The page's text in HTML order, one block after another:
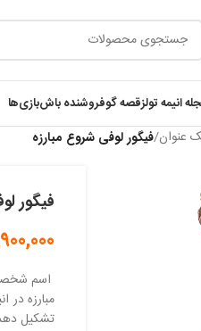
انیمه تولزقصه گوفروشنده باشبازی‌ها
عنوان/فیگور لوفی شروع مبارزه
فیگور
اسم
مبارزه
تشکیل